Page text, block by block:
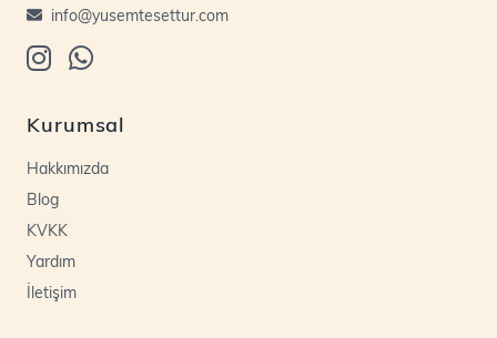
info@yusemtesettur.com
Kurumsal
Hakkımızda
Blog
KVKK
Yardım
İletişim